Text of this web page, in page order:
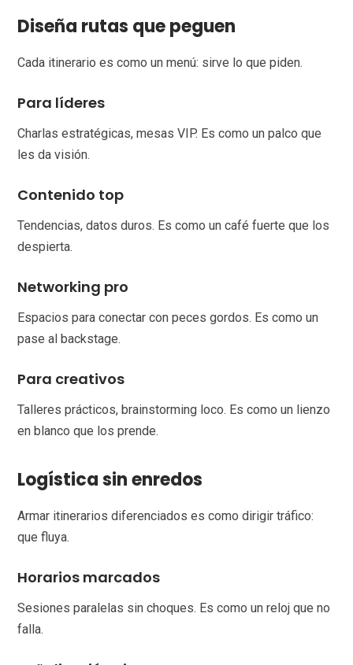
Diseña rutas que peguen
Cada itinerario es como un menú: sirve lo que piden.
Para líderes
Charlas estratégicas, mesas VIP. Es como un palco que
les da visión.
Contenido top
Tendencias, datos duros. Es como un café fuerte que los
despierta.
Networking pro
Espacios para conectar con peces gordos. Es como un
pase al backstage.
Para creativos
Talleres prácticos, brainstorming loco. Es como un lienzo
en blanco que los prende.
Logística sin enredos
Armar itinerarios diferenciados es como dirigir tráfico:
que fluya.
Horarios marcados
Sesiones paralelas sin choques. Es como un reloj que no
falla.